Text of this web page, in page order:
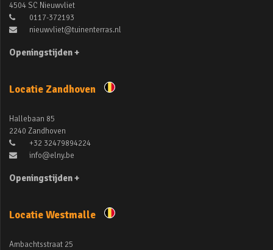
4504 SC Nieuwvliet
0117-372193
nieuwvliet@tuinenterras.nl
Openingstijden +
Locatie Zandhoven
Hallebaan 85
2240 Zandhoven
+32 32479894224
info@elny.be
Openingstijden +
Locatie Westmalle
Ambachtsstraat 25